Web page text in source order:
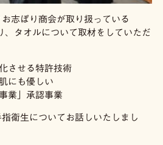
志ぼり商会が取り扱っている
、タオルについて取材をしていただ
させる特許技術
にも優しい
業」承認事業
衛生についてお話しいたしまし